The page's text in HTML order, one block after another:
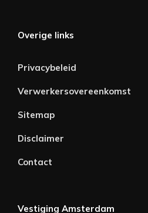
Overige links
Privacybeleid
Verwerkersovereenkomst
Sitemap
Disclaimer
Contact
Vestiging Amsterdam